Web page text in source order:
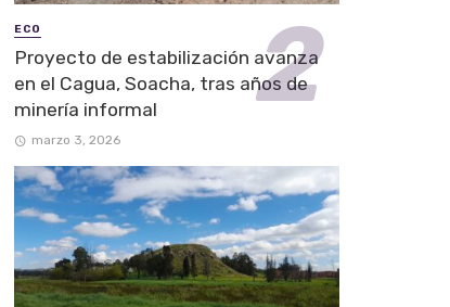
ECO
Proyecto de estabilización avanza
en el Cagua, Soacha, tras años de
minería informal
marzo 3, 2026